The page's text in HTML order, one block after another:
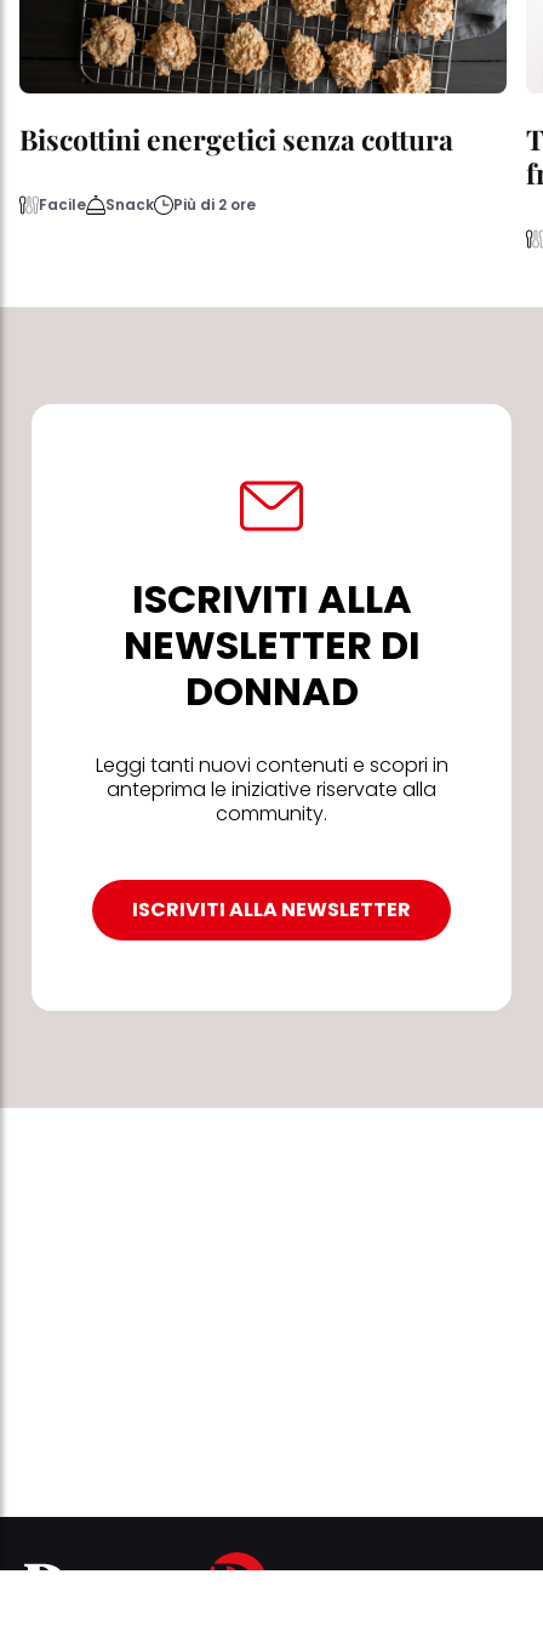
Biscottini energetici senza cottura
Facile Snack Più di 2 ore
ISCRIVITI ALLA
NEWSLETTER DI
DONNAD
Leggi tanti nuovi contenuti e scopri in
anteprima le iniziative riservate alla
community.
ISCRIVITI ALLA NEWSLETTER